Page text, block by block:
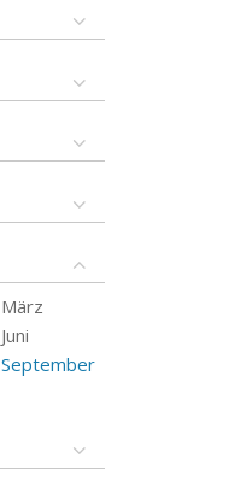
März
Juni
September